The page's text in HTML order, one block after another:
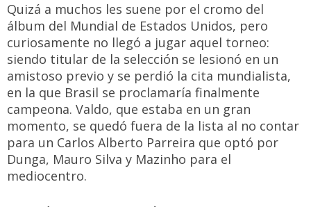
Quizá a muchos les suene por el cromo del
álbum del Mundial de Estados Unidos, pero
curiosamente no llegó a jugar aquel torneo:
siendo titular de la selección se lesionó en un
amistoso previo y se perdió la cita mundialista,
en la que Brasil se proclamaría finalmente
campeona. Valdo, que estaba en un gran
momento, se quedó fuera de la lista al no contar
para un Carlos Alberto Parreira que optó por
Dunga, Mauro Silva y Mazinho para el
mediocentro.